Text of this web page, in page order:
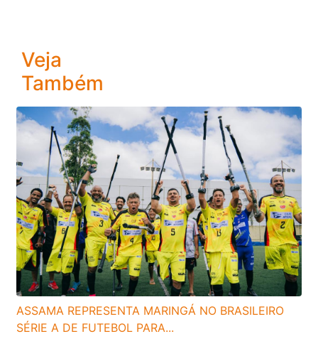
Veja
Também
ASSAMA REPRESENTA MARINGÁ NO BRASILEIRO
SÉRIE A DE FUTEBOL PARA...